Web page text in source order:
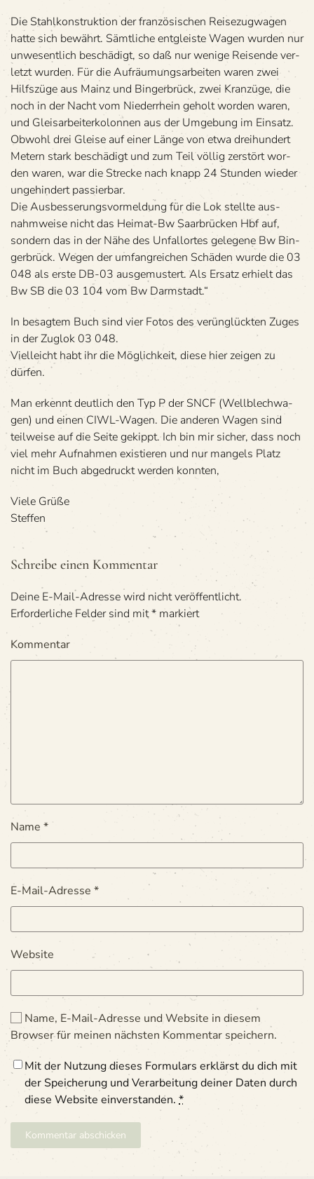
Die Stahl­kon­struk­tion der fran­zö­si­schen Rei­se­zug­wa­gen
hatte sich bewährt. Sämt­li­che ent­gleiste Wagen wur­den nur
unwe­sent­lich beschä­digt, so daß nur wenige Rei­sende ver­
letzt wur­den. Für die Auf­räu­mungs­ar­bei­ten waren zwei
Hilfs­züge aus Mainz und Bin­ger­brück, zwei Kran­züge, die
noch in der Nacht vom Nie­der­rhein geholt wor­den waren,
und Gleis­ar­bei­ter­ko­lon­nen aus der Umge­bung im Einsatz.
Obwohl drei Gleise auf einer Länge von etwa drei­hun­dert
Metern stark beschä­digt und zum Teil völ­lig zer­stört wor­
den waren, war die Stre­cke nach knapp 24 Stun­den wie­der
unge­hin­dert passierbar.
Die Aus­bes­se­rungs­vor­mel­dung für die Lok stellte aus­
nahm­weise nicht das Hei­mat-Bw Saar­brü­cken Hbf auf,
son­dern das in der Nähe des Unfall­or­tes gele­gene Bw Bin­
ger­brück. Wegen der umfang­rei­chen Schä­den wurde die 03
048 als erste DB-03 aus­ge­mus­tert. Als Ersatz erhielt das
Bw SB die 03 104 vom Bw Darmstadt.“
In besag­tem Buch sind vier Fotos des verün­glück­ten Zuges
in der Zug­lok 03 048.
Viel­leicht habt ihr die Mög­lich­keit, diese hier zei­gen zu
dürfen.
Man erkennt deut­lich den Typ P der SNCF (Well­blech­wa­
gen) und einen CIWL-Wagen. Die ande­ren Wagen sind
teil­weise auf die Seite gekippt. Ich bin mir sicher, dass noch
viel mehr Auf­nah­men exis­tie­ren und nur man­gels Platz
nicht im Buch abge­druckt wer­den konnten,
Viele Grüße
Steffen
Schreibe einen Kommentar
Deine E-Mail-Adresse wird nicht veröffentlicht.
Erforderliche Felder sind mit* markiert
Kommentar
Name *
E-Mail-Adresse *
Website
Name, E-Mail-Adresse und Website in diesem
Browser für meinen nächsten Kommentar speichern.
Mit der Nutzung dieses Formulars erklärst du dich mit
der Speicherung und Verarbeitung deiner Daten durch
diese Website einverstanden. *
Kommentar abschicken